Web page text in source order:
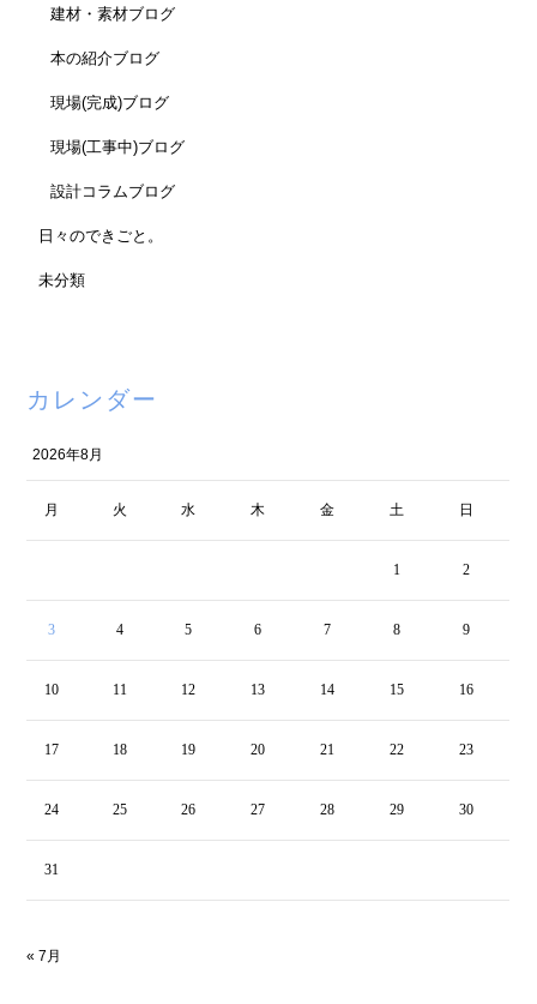
建材・素材ブログ
本の紹介ブログ
現場(完成)ブログ
現場(工事中)ブログ
設計コラムブログ
日々のできごと。
未分類
カレンダー
2026年8月
月 火 水 木 金 土 日
1 2
3 4 5 6 7 8 9
10 11 12 13 14 15 16
17 18 19 20 21 22 23
24 25 26 27 28 29 30
31
« 7月